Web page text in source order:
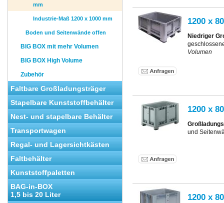
mm
Industrie-Maß 1200 x 1000 mm
Boden und Seitenwände offen
BIG BOX mit mehr Volumen
BIG BOX High Volume
Zubehör
Faltbare Großladungsträger
Stapelbare Kunststoffbehälter
Nest- und stapelbare Behälter
Transportwagen
Regal- und Lagersichtkästen
Faltbehälter
Kunststoffpaletten
BAG-in-BOX
1,5 bis 20 Liter
1200 x
Niedriger
Volumen
1200 x
und
1200 x